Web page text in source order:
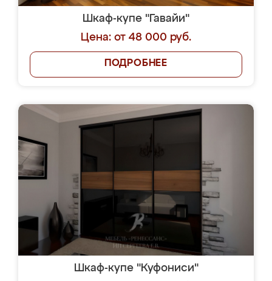
Шкаф-купе "Гавайи"
Цена: от 48 000 руб.
ПОДРОБНЕЕ
Шкаф-купе "Куфониси"